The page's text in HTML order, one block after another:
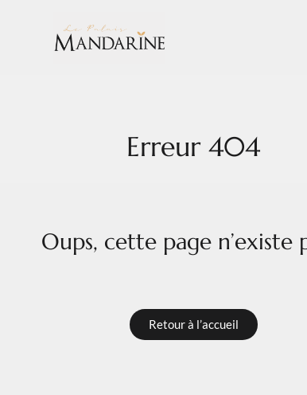
Erreur 404
Oups, cette page n’existe
Retour à l’accueil